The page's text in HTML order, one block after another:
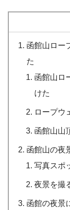
函館山ロー
た
函館山ロ
けた
ロープウ
函館山山
函館山の夜
写真スポ
夜景を撮
函館の夜景